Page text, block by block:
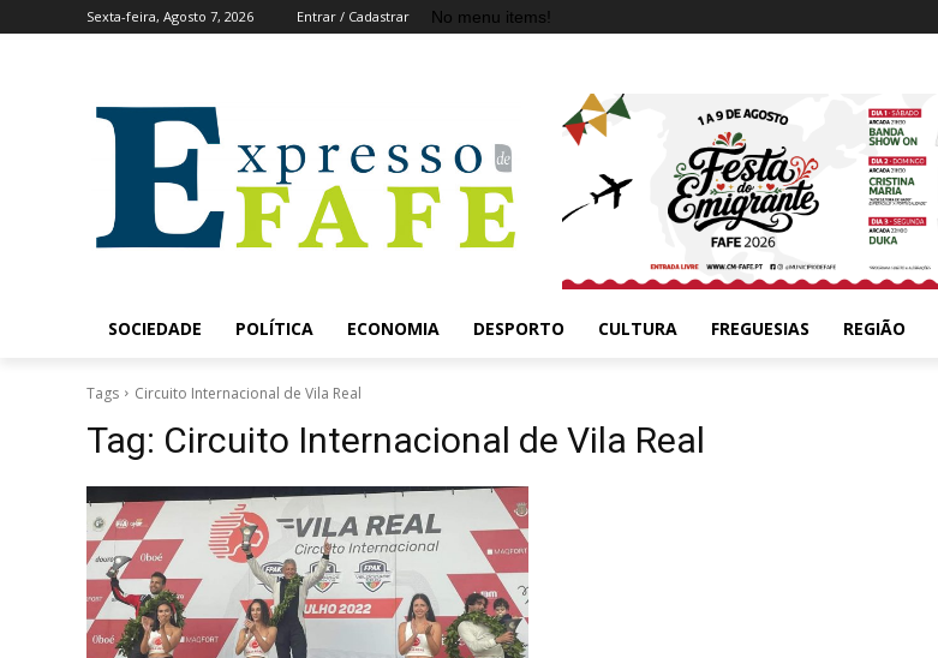
Sexta-feira, Agosto 7, 2026 Entrar / Cadastrar No menu items!
SOCIEDADE POLÍTICA ECONOMIA DESPORTO CULTURA FREGUESIAS REGIÃO
Tags Circuito Internacional de Vila Real
Tag: Circuito Internacional de Vila Real